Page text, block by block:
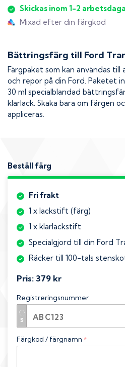
Skickas inom 1-2
Mixad efter din färgkod
Bättringsfärg till Ford
Färgpaket som kan användas
och repor på din Ford. Paketet
30 ml specialblandad
klarlack. Skaka bara om färgen
appliceras.
Beställ färg
Fri frakt
1 x lackstift (färg)
1 x klarlackstift
Specialgjord till din Ford
Räcker till 100-tals
Pris: 379 kr
Registreringsnummer
Färgkod / färgnamn *